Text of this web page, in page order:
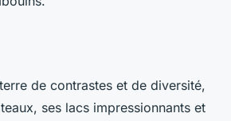
de contrastes et de diversité,
ses lacs impressionnants et